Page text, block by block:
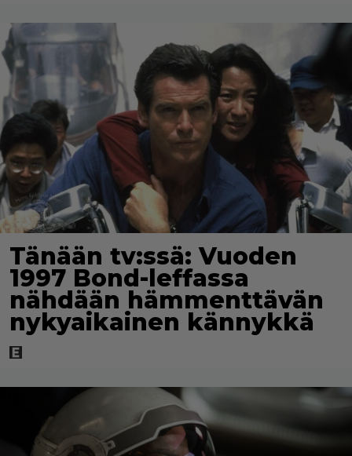
Tänään tv:ssä: Vuoden
1997 Bond-leffassa
nähdään hämmenttävän
nykyaikainen kännykkä